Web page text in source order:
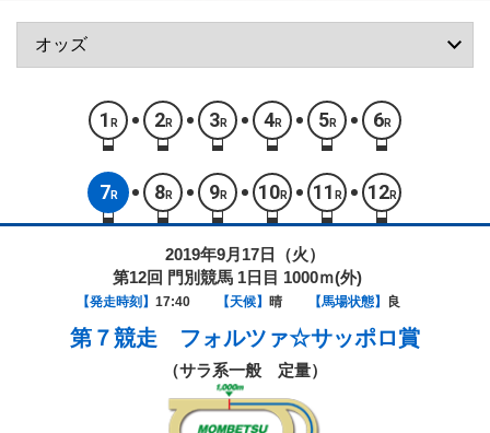
1 R 2R 3R 4R 5R 6R
7 R 8R 9R 10R 11 R 12R
2019年9月17日（火）
第12回 門別競馬 1日目 1000ｍ(外)
【発走時刻】 17:40 【天候】 晴 【馬場状態】 良
第７競走 フォルツァ☆サッポロ賞
（サラ系一般 定量）